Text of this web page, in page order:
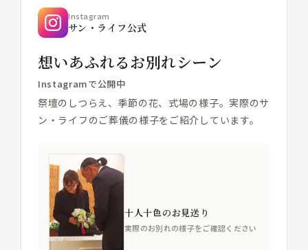
Instagram
サン・ライフ公式
想いあふれるお別れシーン
Instagramで公開中
祭壇のしつらえ、季節の花、式場の様子。実際のサ
ン・ライフのご葬儀の様子をご紹介しています。
十人十色のお見送り
実際のお別れの様子をご確認ください